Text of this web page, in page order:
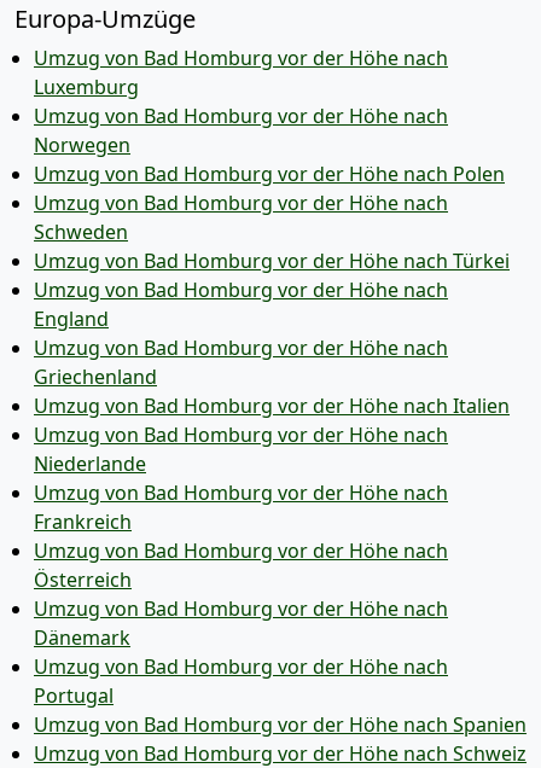
Europa-Umzüge
Umzug von Bad Homburg vor der Höhe nach
Luxemburg
Umzug von Bad Homburg vor der Höhe nach
Norwegen
Umzug von Bad Homburg vor der Höhe nach Polen
Umzug von Bad Homburg vor der Höhe nach
Schweden
Umzug von Bad Homburg vor der Höhe nach Türkei
Umzug von Bad Homburg vor der Höhe nach
England
Umzug von Bad Homburg vor der Höhe nach
Griechenland
Umzug von Bad Homburg vor der Höhe nach Italien
Umzug von Bad Homburg vor der Höhe nach
Niederlande
Umzug von Bad Homburg vor der Höhe nach
Frankreich
Umzug von Bad Homburg vor der Höhe nach
Österreich
Umzug von Bad Homburg vor der Höhe nach
Dänemark
Umzug von Bad Homburg vor der Höhe nach
Portugal
Umzug von Bad Homburg vor der Höhe nach Spanien
Umzug von Bad Homburg vor der Höhe nach Schweiz